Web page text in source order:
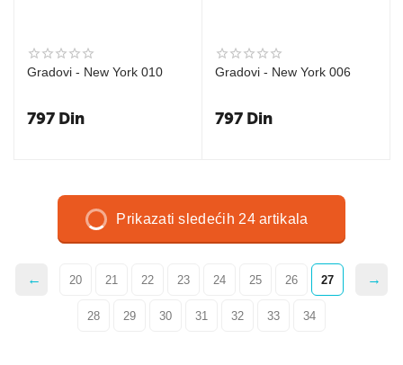
Gradovi - New York 010
797 Din
Gradovi - New York 006
797 Din
Prikazati sledećih 24 artikala
20 21 22 23 24 25 26 27
28 29 30 31 32 33 34